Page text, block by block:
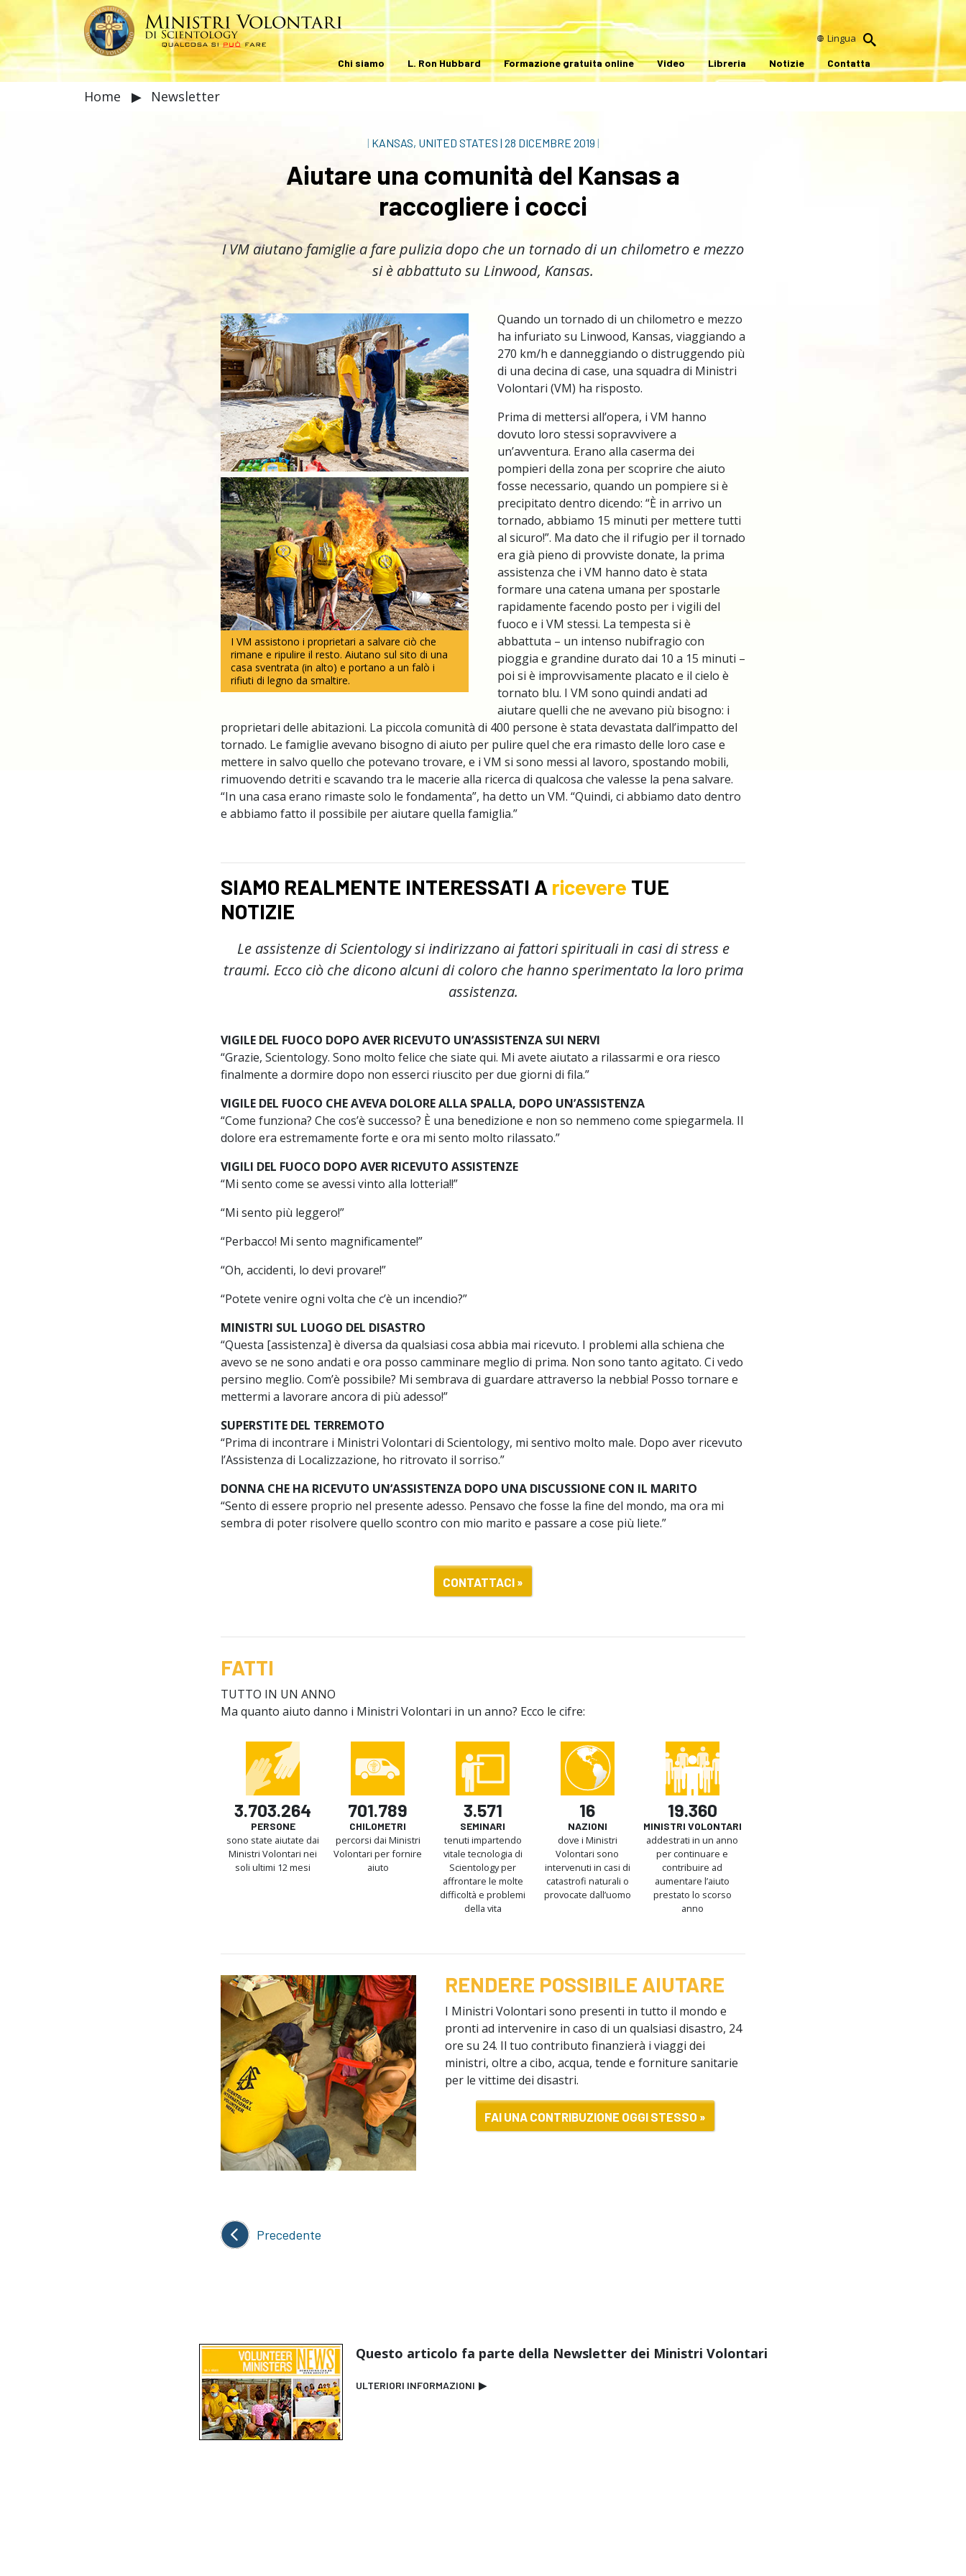
Lingua
Chi siamo L. Ron Hubbard Formazione gratuita online Video Libreria Notizie Contatta
Home ▶ Newsletter
| KANSAS, UNITED STATES | 28 DICEMBRE 2019 |
Aiutare una comunità del Kansas a
raccogliere i cocci
I VM aiutano famiglie a fare pulizia dopo che un tornado di un chilometro e mezzo
si è abbattuto su Linwood, Kansas.
I VM assistono i proprietari a salvare ciò che
rimane e ripulire il resto. Aiutano sul sito di una
casa sventrata (in alto) e portano a un falò i
rifiuti di legno da smaltire.
Quando un tornado di un chilometro e mezzo
ha infuriato su Linwood, Kansas, viaggiando a
270 km/h e danneggiando o distruggendo più
di una decina di case, una squadra di Ministri
Volontari (VM) ha risposto.
Prima di mettersi all’opera, i VM hanno
dovuto loro stessi sopravvivere a
un’avventura. Erano alla caserma dei
pompieri della zona per scoprire che aiuto
fosse necessario, quando un pompiere si è
precipitato dentro dicendo: “È in arrivo un
tornado, abbiamo 15 minuti per mettere tutti
al sicuro!”. Ma dato che il rifugio per il tornado
era già pieno di provviste donate, la prima
assistenza che i VM hanno dato è stata
formare una catena umana per spostarle
rapidamente facendo posto per i vigili del
fuoco e i VM stessi. La tempesta si è
abbattuta – un intenso nubifragio con
pioggia e grandine durato dai 10 a 15 minuti –
poi si è improvvisamente placato e il cielo è
tornato blu. I VM sono quindi andati ad
aiutare quelli che ne avevano più bisogno: i
proprietari delle abitazioni. La piccola comunità di 400 persone è stata devastata dall’impatto del
tornado. Le famiglie avevano bisogno di aiuto per pulire quel che era rimasto delle loro case e
mettere in salvo quello che potevano trovare, e i VM si sono messi al lavoro, spostando mobili,
rimuovendo detriti e scavando tra le macerie alla ricerca di qualcosa che valesse la pena salvare.
“In una casa erano rimaste solo le fondamenta”, ha detto un VM. “Quindi, ci abbiamo dato dentro
e abbiamo fatto il possibile per aiutare quella famiglia.”
SIAMO REALMENTE INTERESSATI A ricevere TUE
NOTIZIE
Le assistenze di Scientology si indirizzano ai fattori spirituali in casi di stress e
traumi. Ecco ciò che dicono alcuni di coloro che hanno sperimentato la loro prima
assistenza.
VIGILE DEL FUOCO DOPO AVER RICEVUTO UN’ASSISTENZA SUI NERVI
“Grazie, Scientology. Sono molto felice che siate qui. Mi avete aiutato a rilassarmi e ora riesco
finalmente a dormire dopo non esserci riuscito per due giorni di fila.”
VIGILE DEL FUOCO CHE AVEVA DOLORE ALLA SPALLA, DOPO UN’ASSISTENZA
“Come funziona? Che cos’è successo? È una benedizione e non so nemmeno come spiegarmela. Il
dolore era estremamente forte e ora mi sento molto rilassato.”
VIGILI DEL FUOCO DOPO AVER RICEVUTO ASSISTENZE
“Mi sento come se avessi vinto alla lotteria!!”
“Mi sento più leggero!”
“Perbacco! Mi sento magnificamente!”
“Oh, accidenti, lo devi provare!”
“Potete venire ogni volta che c’è un incendio?”
MINISTRI SUL LUOGO DEL DISASTRO
“Questa [assistenza] è diversa da qualsiasi cosa abbia mai ricevuto. I problemi alla schiena che
avevo se ne sono andati e ora posso camminare meglio di prima. Non sono tanto agitato. Ci vedo
persino meglio. Com’è possibile? Mi sembrava di guardare attraverso la nebbia! Posso tornare e
mettermi a lavorare ancora di più adesso!”
SUPERSTITE DEL TERREMOTO
“Prima di incontrare i Ministri Volontari di Scientology, mi sentivo molto male. Dopo aver ricevuto
l’Assistenza di Localizzazione, ho ritrovato il sorriso.”
DONNA CHE HA RICEVUTO UN’ASSISTENZA DOPO UNA DISCUSSIONE CON IL MARITO
“Sento di essere proprio nel presente adesso. Pensavo che fosse la fine del mondo, ma ora mi
sembra di poter risolvere quello scontro con mio marito e passare a cose più liete.”
CONTATTACI »
FATTI
TUTTO IN UN ANNO
Ma quanto aiuto danno i Ministri Volontari in un anno? Ecco le cifre:
3.703.264
PERSONE
sono state aiutate dai
Ministri Volontari nei
soli ultimi 12 mesi
701.789
CHILOMETRI
percorsi dai Ministri
Volontari per fornire
aiuto
3.571
SEMINARI
tenuti impartendo
vitale tecnologia di
Scientology per
affrontare le molte
difficoltà e problemi
della vita
16
NAZIONI
dove i Ministri
Volontari sono
intervenuti in casi di
catastrofi naturali o
provocate dall’uomo
19.360
MINISTRI VOLONTARI
addestrati in un anno
per continuare e
contribuire ad
aumentare l’aiuto
prestato lo scorso
anno
RENDERE POSSIBILE AIUTARE
I Ministri Volontari sono presenti in tutto il mondo e
pronti ad intervenire in caso di un qualsiasi disastro, 24
ore su 24. Il tuo contributo finanzierà i viaggi dei
ministri, oltre a cibo, acqua, tende e forniture sanitarie
per le vittime dei disastri.
FAI UNA CONTRIBUZIONE OGGI STESSO »
Precedente
Questo articolo fa parte della Newsletter dei Ministri Volontari
ULTERIORI INFORMAZIONI ▶